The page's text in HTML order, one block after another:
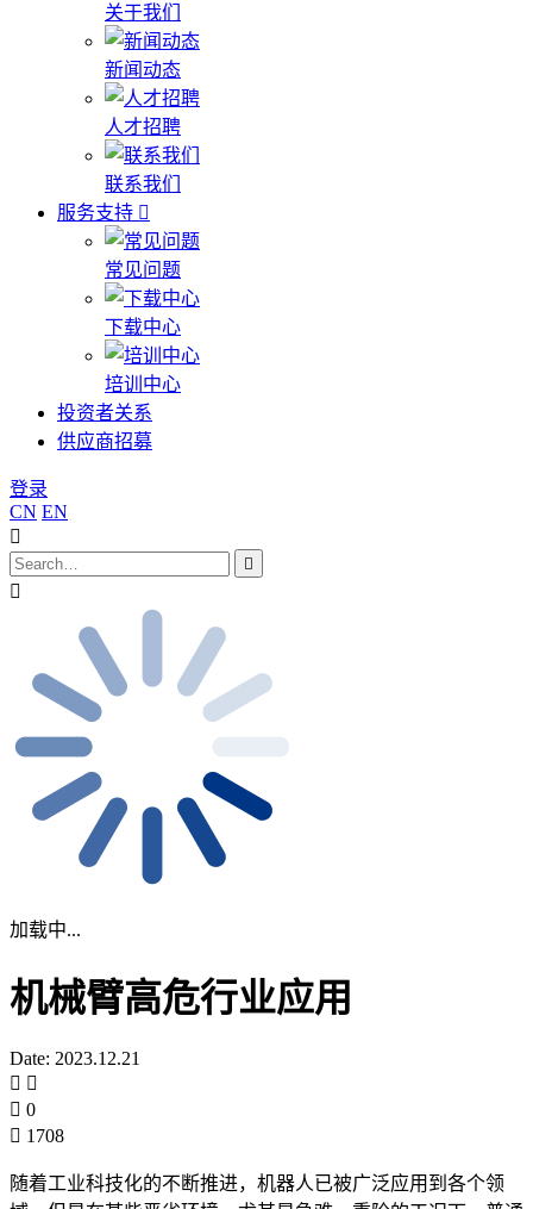
关于我们
新闻动态
人才招聘
联系我们
服务支持
常见问题
下载中心
培训中心
投资者关系
供应商招募
登录
CN EN
加载中...
机械臂高危行业应用
Date: 2023.12.21
0
1708
随着工业科技化的不断推进，机器人已被广泛应用到各个领